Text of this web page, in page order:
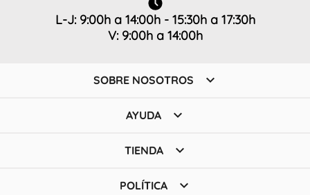
L-J: 9:00h a 14:00h - 15:30h a 17:30h
V: 9:00h a 14:00h
SOBRE NOSOTROS 
AYUDA 
TIENDA 
POLÍTICA 